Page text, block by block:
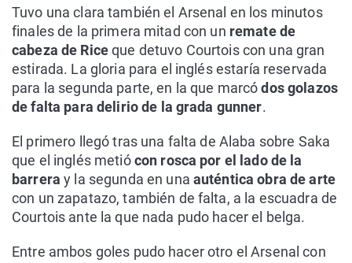
Tuvo una clara también el Arsenal en los minutos
finales de la primera mitad con un remate de
cabeza de Riceque detuvo Courtois con una gran
estirada. La gloria para el inglés estaría reservada
para la segunda parte, en la que marcódos golazos
de falta para delirio de la grada gunner.
El primero llegó tras una falta de Alaba sobre Saka
que el inglés metiócon rosca por el lado de la
barrera y la segunda en una auténtica obra de arte
con un zapatazo, también de falta, a la escuadra de
Courtois ante la que nada pudo hacer el belga.
Entre ambos goles pudo hacer otro el Arsenal con